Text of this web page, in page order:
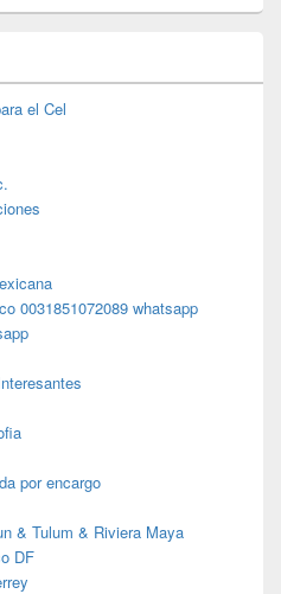
el Cel
0031851072089 whatsapp
por encargo
& Tulum & Riviera Maya
DF